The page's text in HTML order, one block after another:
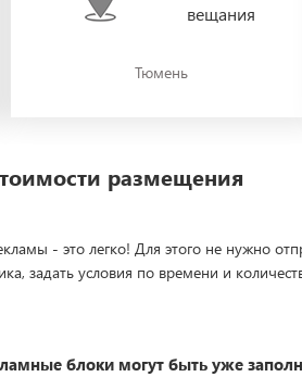
вещания
Тюмень
размещения
- это легко! Для этого не нужно
задать условия по времени и
блоки могут быть уже